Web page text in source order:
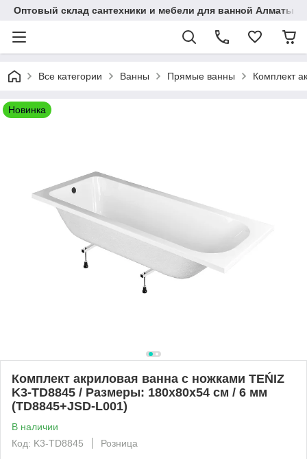
Оптовый склад сантехники и мебели для ванной Алматы •
Все категории Ванны Прямые ванны Комплект
Новинка
Комплект акриловая ванна с ножками TEŃIZ
K3-TD8845 / Размеры: 180х80х54 см / 6 мм
(TD8845+JSD-L001)
В наличии
Код: K3-TD8845
Розница